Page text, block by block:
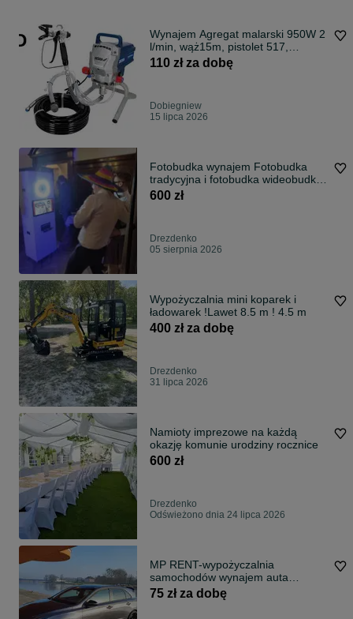
Wynajem Agregat malarski 950W 2
l/min, wąż15m, pistolet 517,
DEDRA
110 zł za dobę
Dobiegniew
15 lipca 2026
Fotobudka wynajem Fotobudka
tradycyjna i fotobudka wideobudka
360
600 zł
Drezdenko
05 sierpnia 2026
Wypożyczalnia mini koparek i
ładowarek !Lawet 8.5 m ! 4.5 m
400 zł za dobę
Drezdenko
31 lipca 2026
Namioty imprezowe na każdą
okazję komunie urodziny rocznice
600 zł
Drezdenko
Odświeżono dnia 24 lipca 2026
MP RENT-wypożyczalnia
samochodów wynajem auta
krótko/długoterminowy
75 zł za dobę